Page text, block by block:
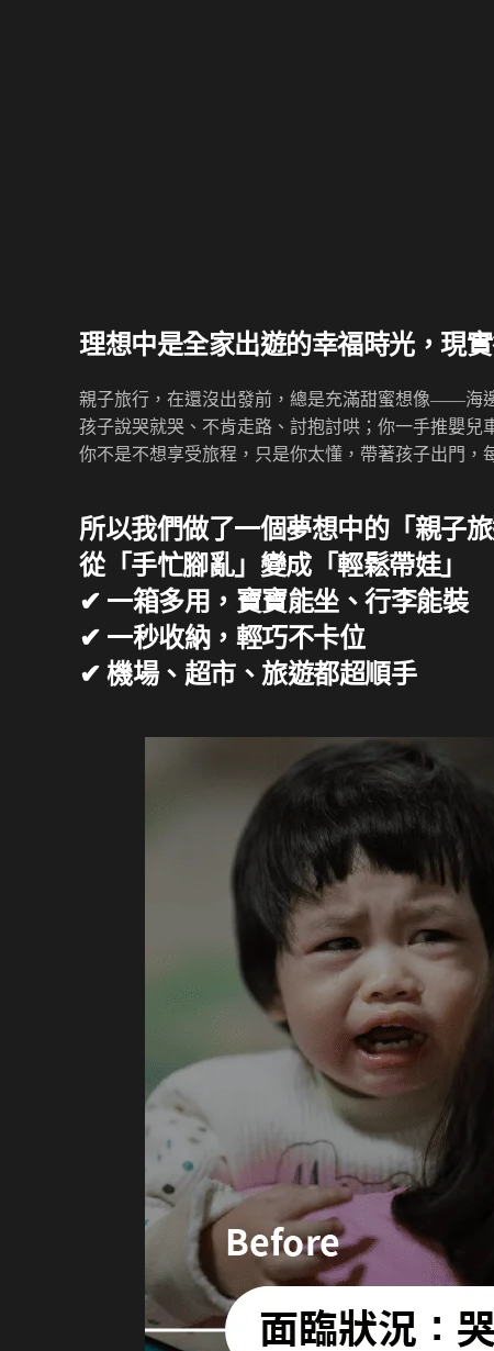
理想中是全家出遊的幸福時光，現
親子旅行，在還沒出發前，總是充滿甜蜜想像——海
孩子說哭就哭、不肯走路、討抱討哄；你一手推嬰
你不是不想享受旅程，只是你太懂，帶著孩子出門，
所以我們做了一個夢想中的「親子旅
從「手忙腳亂」變成「輕鬆帶娃」
✔ 一箱多用，寶寶能坐、行李能裝
✔ 一秒收納，輕巧不卡位
✔ 機場、超市、旅遊都超順手